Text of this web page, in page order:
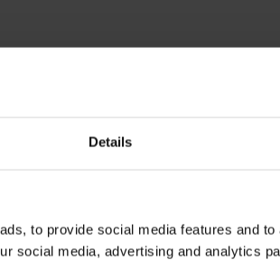
Details
to provide social media features and
social media, advertising and analytics
met OV, neem
of een